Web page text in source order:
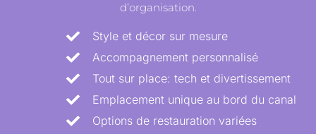
d’organisation.
Style et décor sur mesure
Accompagnement personnalisé
Tout sur place: tech et divertissement
Emplacement unique au bord du canal
Options de restauration variées